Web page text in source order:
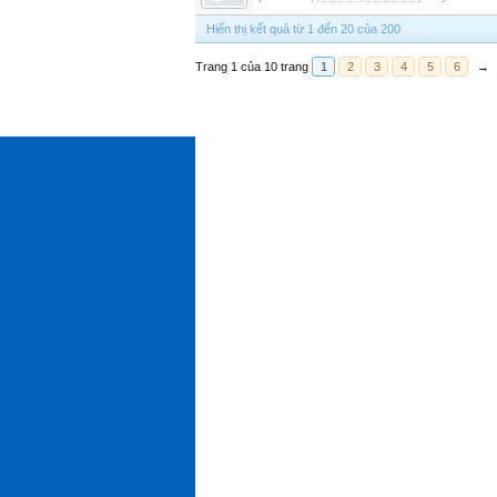
Hiển thị kết quả từ 1 đến 20 của 200
Trang 1 của 10 trang 1 2 3 4 5 6 →